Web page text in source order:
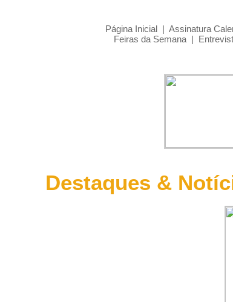
Página Inicial | Assinatura
Feiras da Semana |
Destaques &